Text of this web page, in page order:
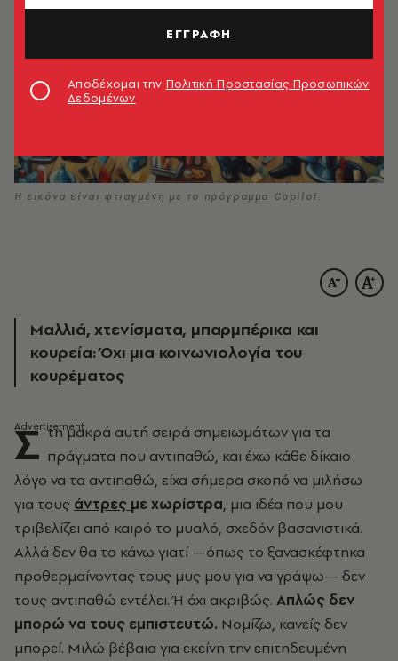
H εικόνα είναι φτιαγμένη με το πρόγραμμα Copilot.
Μαλλιά, χτενίσματα, μπαρμπέρικα και
κουρεία: Όχι μια κοινωνιολογία του
κουρέματος
Σ τη μακρά αυτή σειρά σημειωμάτων για τα
πράγματα που αντιπαθώ, και έχω κάθε δίκαιο
λόγο να τα αντιπαθώ, είχα σήμερα σκοπό να μιλήσω
για τους άντρες με χωρίστρα, μια ιδέα που μου
τριβελίζει από καιρό το μυαλό, σχεδόν βασανιστικά.
Αλλά δεν θα το κάνω γιατί —όπως το ξανασκέφτηκα
προθερμαίνοντας τους μυς μου για να γράψω— δεν
τους αντιπαθώ εντέλει. Ή όχι ακριβώς. Απλώς δεν
μπορώ να τους εμπιστευτώ. Νομίζω, κανείς δεν
μπορεί. Μιλώ βέβαια για εκείνη την επιτηδευμένη
ΕΓΓΡΑΦΗ
Αποδέχομαι την Πολιτική Προστασίας Προσωπικών
Δεδομένων